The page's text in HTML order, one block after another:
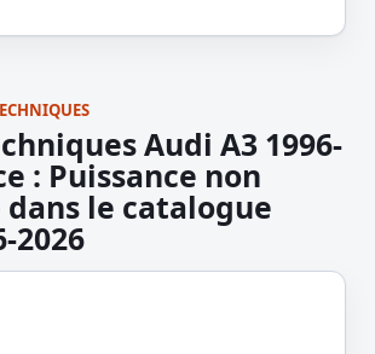
Audi A3 1996-
: Puissance non
le catalogue
2026